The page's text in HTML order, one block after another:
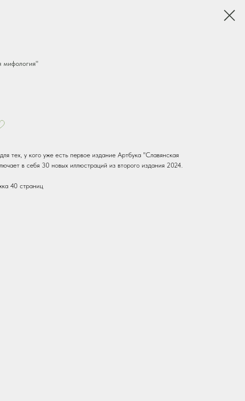
тех, у кого уже есть первое издание Артбука "Славянская
в себя 30 новых иллюстраций из второго издания 2024.
40 страниц